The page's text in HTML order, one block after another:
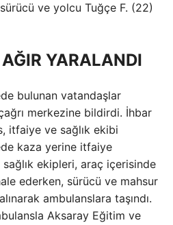
ve yolcu Tuğçe F. (22)
YARALANDI
bulunan vatandaşlar
merkezine bildirdi. İhbar
itfaiye ve sağlık ekibi
kaza yerine itfaiye
ekipleri, araç içerisinde
ederken, sürücü ve mahsur
ambulanslara taşındı.
Aksaray Eğitim ve